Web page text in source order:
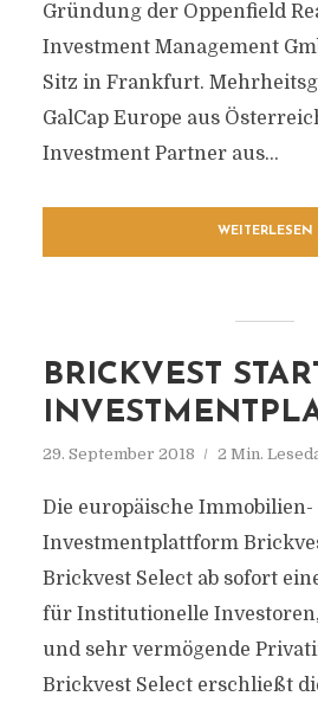
Gründung der Oppenfield
Investment Management
Sitz in Frankfurt.
GalCap Europe aus
Investment Partner aus...
WEITERLESEN
BRICKVEST
29. September 2018 2 Min.
Die europäische Immobilien-
Investmentplattform
Brickvest Select ab sofort
für Institutionelle
und sehr vermögende
Brickvest Select erschließt